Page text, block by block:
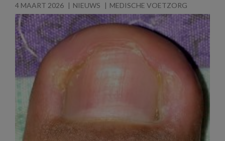
4 MAART 2026 NIEUWS MEDISCHE VOETZORG